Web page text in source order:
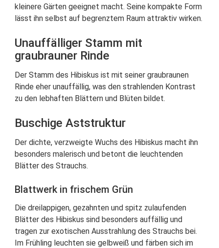
kleinere Gärten geeignet macht. Seine kompakte Form
lässt ihn selbst auf begrenztem Raum attraktiv wirken.
Unauffälliger Stamm mit
graubrauner Rinde
Der Stamm des Hibiskus ist mit seiner graubraunen
Rinde eher unauffällig, was den strahlenden Kontrast
zu den lebhaften Blättern und Blüten bildet.
Buschige Aststruktur
Der dichte, verzweigte Wuchs des Hibiskus macht ihn
besonders malerisch und betont die leuchtenden
Blätter des Strauchs.
Blattwerk in frischem Grün
Die dreilappigen, gezahnten und spitz zulaufenden
Blätter des Hibiskus sind besonders auffällig und
tragen zur exotischen Ausstrahlung des Strauchs bei.
Im Frühling leuchten sie gelbweiß und färben sich im